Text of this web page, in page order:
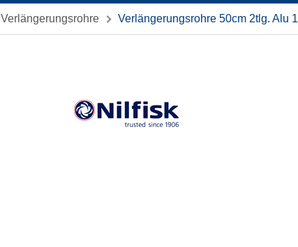
Verlängerungsrohre Verlängerungsrohre 50cm 2tlg. Alu